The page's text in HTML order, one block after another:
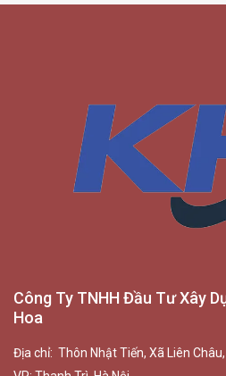
Công Ty TNHH Đầu Tư Xây
Hoa
Địa chỉ: Thôn Nhật Tiến, Xã Liên